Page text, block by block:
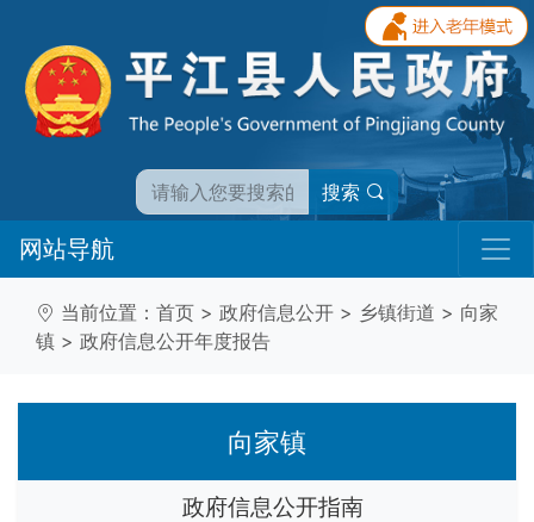
搜索
网站导航
当前位置： 首页 > 政府信息公开 > 乡镇街道 > 向家
镇 > 政府信息公开年度报告
向家镇
政府信息公开指南